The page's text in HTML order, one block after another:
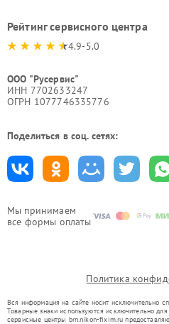
Мы принимаем
все формы оплаты
Рейтинг сервисного центра
4.9-5.0
ООО "Русервис"
ИНН 7702633247
ОГРН 1077746335776
Поделиться в соц. сетях:
Политика
Вся информация на сайте носит исключительно
Товарные знаки используются исключительно
сервисные центры brn.nikon-fixim.ru